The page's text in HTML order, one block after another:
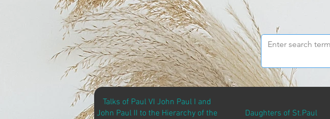
Talks of Paul VI John Paul I and
John Paul II to the Hierarchy of the
Daughters of St.Paul